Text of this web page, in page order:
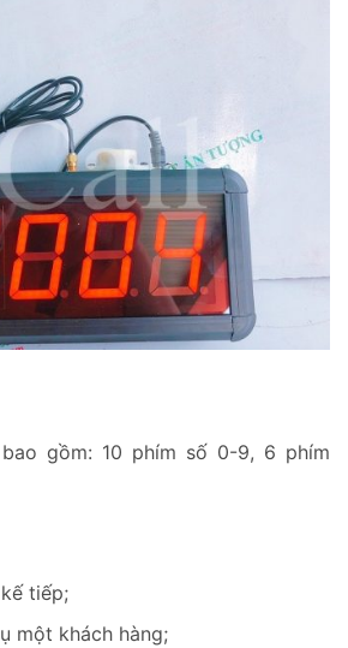
gồm: 10 phím số 0-9, 6 phím
tiếp;
một khách hàng;